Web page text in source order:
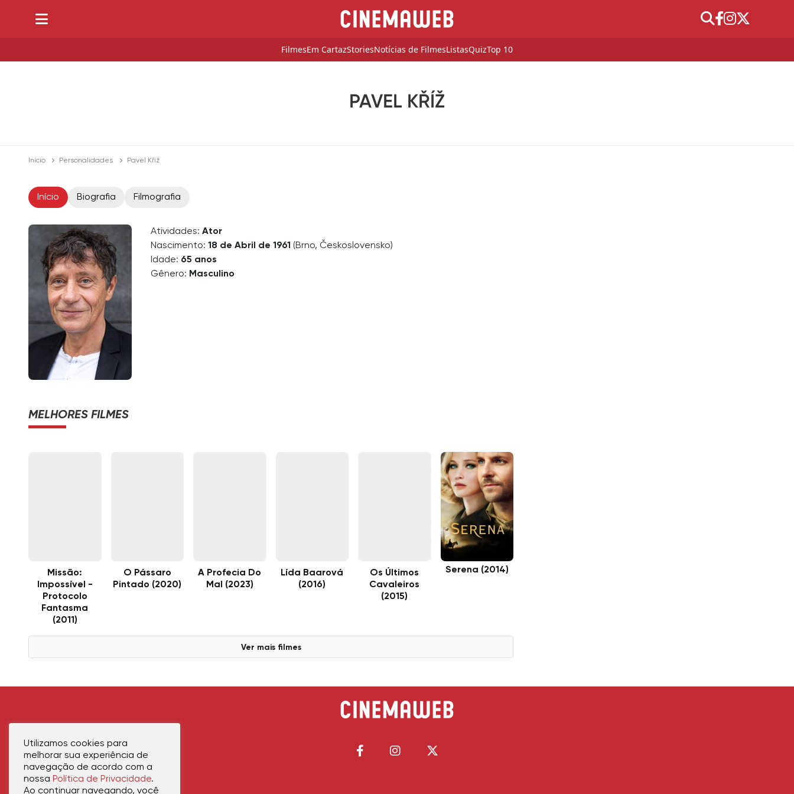
FilmesEm CartazStoriesNotícias de FilmesListasQuizTop 10
PAVEL KŘÍŽ
Início Personalidades Pavel Kříž
Início Biografia Filmografia
Atividades: Ator
Nascimento: 18 de Abril de 1961 (Brno, Československo)
Idade: 65 anos
Gênero: Masculino
MELHORES FILMES
Missão:
Impossível -
Protocolo
Fantasma
(2011)
O Pássaro
Pintado (2020)
A Profecia Do
Mal (2023)
Lída Baarová
(2016)
Os Últimos
Cavaleiros
(2015)
Serena (2014)
Ver mais filmes
Utilizamos cookies para
melhorar sua experiência de
navegação de acordo com a
nossa Política de Privacidade.
Ao continuar navegando, você